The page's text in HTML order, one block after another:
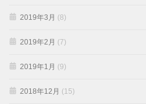
2019年3月 (8)
2019年2月 (7)
2019年1月 (9)
2018年12月 (15)